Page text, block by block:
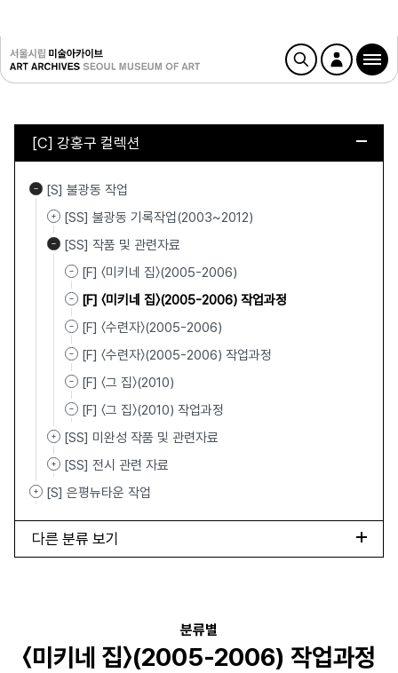
[C] 강홍구 컬렉션
[S] 불광동 작업
[SS] 불광동 기록작업(2003~2012)
[SS] 작품 및 관련자료
[F] 〈미키네 집〉(2005-2006)
[F] 〈미키네 집〉(2005-2006) 작업과정
[F] 〈수련자〉(2005-2006)
[F] 〈수련자〉(2005-2006) 작업과정
[F] 〈그 집〉(2010)
[F] 〈그 집〉(2010) 작업과정
[SS] 미완성 작품 및 관련자료
[SS] 전시 관련 자료
[S] 은평뉴타운 작업
다른 분류 보기
분류별
〈미키네 집〉(2005-2006) 작업과정